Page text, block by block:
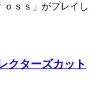
ｓｓ」がプレイし
ターズカット